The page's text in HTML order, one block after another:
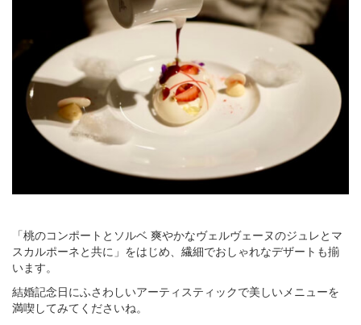
「桃のコンポートとソルベ 爽やかなヴェルヴェーヌのジュレとマ
スカルポーネと共に」をはじめ、繊細でおしゃれなデザートも揃
います。
結婚記念日にふさわしいアーティスティックで美しいメニューを
満喫してみてくださいね。